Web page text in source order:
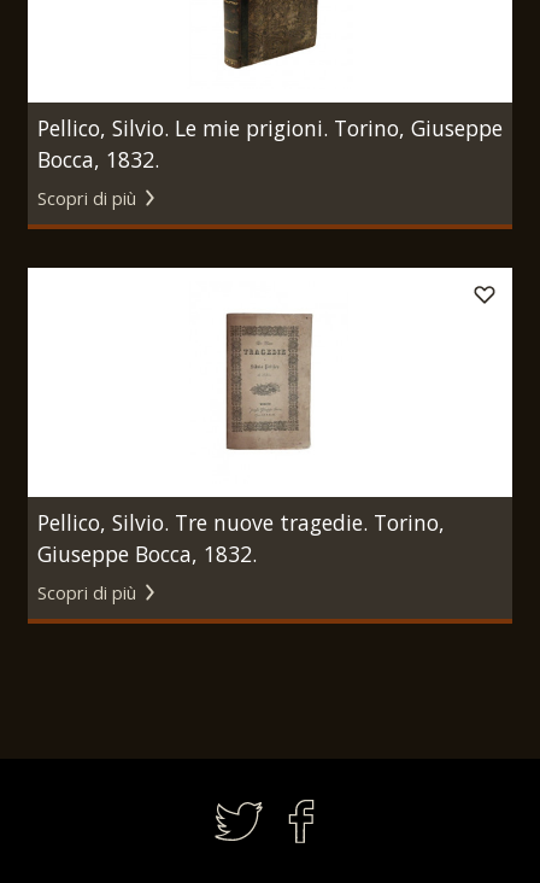
Pellico, Silvio. Le mie prigioni. Torino, Giuseppe
Bocca, 1832.
Scopri di più
Pellico, Silvio. Tre nuove tragedie. Torino,
Giuseppe Bocca, 1832.
Scopri di più